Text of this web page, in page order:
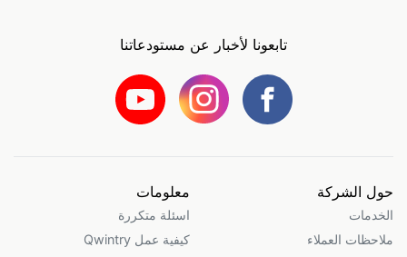
تابعونا لأخبار عن مستودعاتنا
حول الشركة
الخدمات
ملاحظات العملاء
معلومات
اسئلة متكررة
كيفية عمل Qwintry